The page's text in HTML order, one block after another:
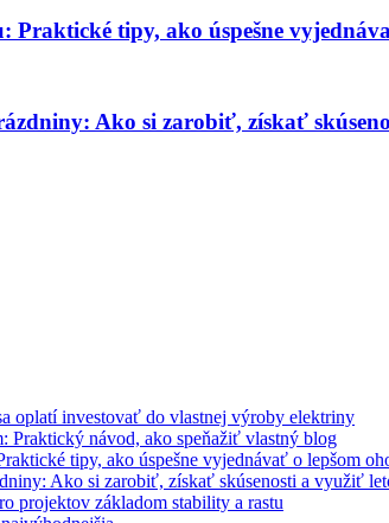
Praktické tipy, ako úspešne
Ako si zarobiť, získať
oplatí investovať do vlastnej výroby elektriny
Praktický návod, ako speňažiť vlastný blog
tipy, ako úspešne vyjednávať o lepšom
Ako si zarobiť, získať skúsenosti a využiť
projektov základom stability a rastu